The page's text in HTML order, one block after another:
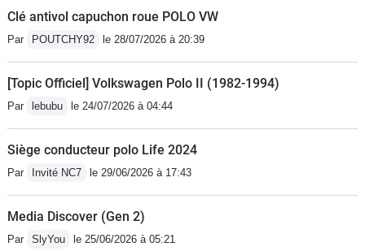
Clé antivol capuchon roue POLO VW
Par POUTCHY92 le 28/07/2026 à 20:39
[Topic Officiel] Volkswagen Polo II (1982-1994)
Par lebubu le 24/07/2026 à 04:44
Siège conducteur polo Life 2024
Par Invité NC7 le 29/06/2026 à 17:43
Media Discover (Gen 2)
Par SlyYou le 25/06/2026 à 05:21